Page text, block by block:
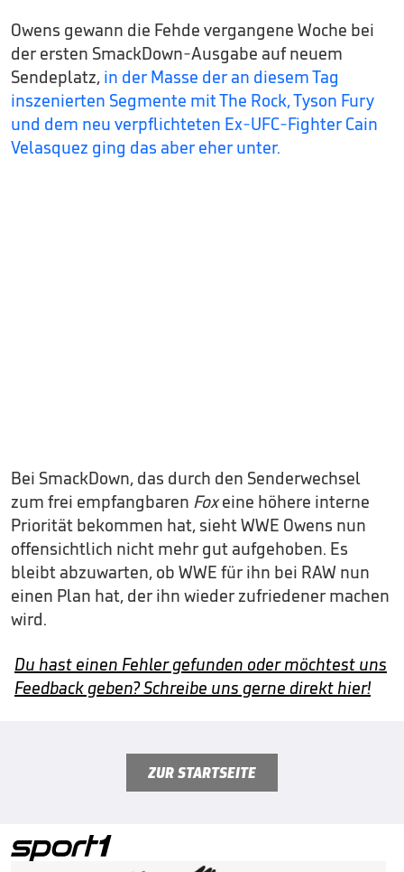
Owens gewann die Fehde vergangene Woche bei
der ersten SmackDown-Ausgabe auf neuem
Sendeplatz, in der Masse der an diesem Tag
inszenierten Segmente mit The Rock, Tyson Fury
und dem neu verpflichteten Ex-UFC-Fighter Cain
Velasquez ging das aber eher unter.
Bei SmackDown, das durch den Senderwechsel
zum frei empfangbaren Foxeine höhere interne
Priorität bekommen hat, sieht WWE Owens nun
offensichtlich nicht mehr gut aufgehoben. Es
bleibt abzuwarten, ob WWE für ihn bei RAW nun
einen Plan hat, der ihn wieder zufriedener machen
wird.
Du hast einen Fehler gefunden oder möchtest uns
Feedback geben? Schreibe uns gerne direkt hier!
ZUR STARTSEITE